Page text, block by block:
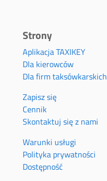
Strony
Aplikacja TAXIKEY
Dla kierowców
Dla firm taksówkarskich
Zapisz się
Cennik
Skontaktuj się z nami
Warunki usługi
Polityka prywatności
Dostępność